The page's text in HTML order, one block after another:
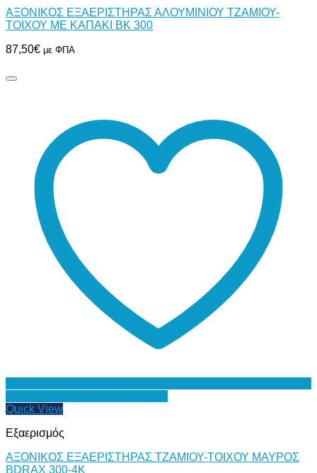
ΑΞΟΝΙΚΟΣ ΕΞΑΕΡΙΣΤΗΡΑΣ ΑΛΟΥΜΙΝΙΟΥ ΤΖΑΜΙΟΥ-
ΤΟΙΧΟΥ ΜΕ ΚΑΠΑΚΙ BK 300
87,50€ με ΦΠΑ
Quick View
Εξαερισμός
ΑΞΟΝΙΚΟΣ ΕΞΑΕΡΙΣΤΗΡΑΣ ΤΖΑΜΙΟΥ-ΤΟΙΧΟΥ ΜΑΥΡΟΣ
BDRAX 300-4K